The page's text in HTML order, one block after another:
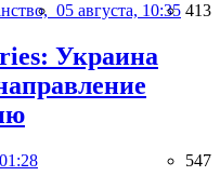
05 августа, 10:35 413
Украина
547